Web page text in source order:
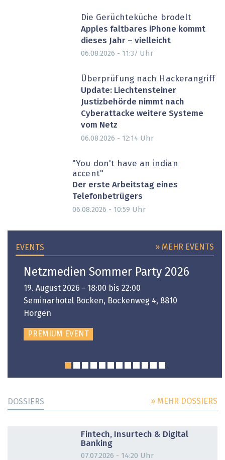
Die Gerüchteküche brodelt
Apples faltbares iPhone kommt
dieses Jahr – vielleicht
06.08.2026 - 11:37 Uhr
Überprüfung nach Hackerangriff
Update: Liechtensteiner
Justizbehörde nimmt nach
Cyberattacke weitere Systeme
vom Netz
06.08.2026 - 12:14 Uhr
"You don't have an indian
accent"
Der erste Arbeitstag eines
Telefonbetrügers
06.08.2026 - 10:59 Uhr
EVENTS » MEHR EVENTS
Netzmedien Sommer Party 2026
19. August 2026 - 18:00 bis 22:00
Seminarhotel Bocken, Bockenweg 4, 8810
Horgen
PREMIUM EVENT
DOSSIERS » MEHR DOSSIERS
Fintech, Insurtech & Digital
Banking
07.07.2026 - 14:20 Uhr